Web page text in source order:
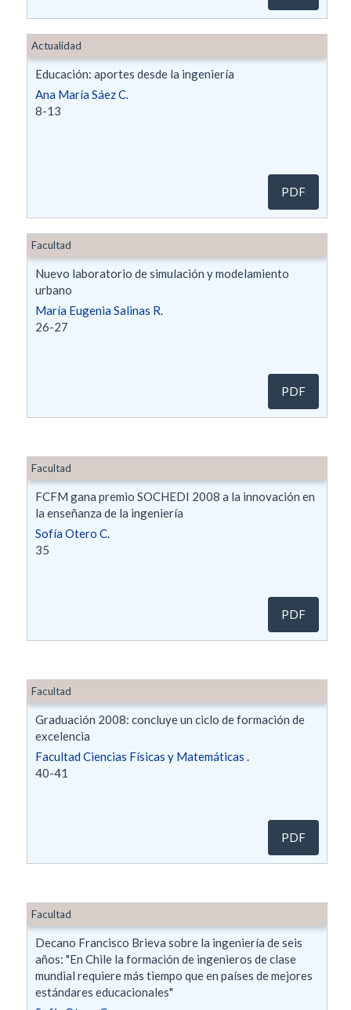
Educación: aportes desde la ingeniería
Ana María Sáez C.
8-13
Actualidad
PDF
Nuevo laboratorio de simulación y modelamiento
urbano
María Eugenia Salinas R.
26-27
Facultad
PDF
FCFM gana premio SOCHEDI 2008 a la innovación en
la enseñanza de la ingeniería
Sofía Otero C.
35
Facultad
PDF
Graduación 2008: concluye un ciclo de formación de
excelencia
Facultad Ciencias Físicas y Matemáticas .
40-41
Facultad
PDF
Decano Francisco Brieva sobre la ingeniería de seis
años: "En Chile la formación de ingenieros de clase
mundial requiere más tiempo que en países de mejores
estándares educacionales"
Facultad